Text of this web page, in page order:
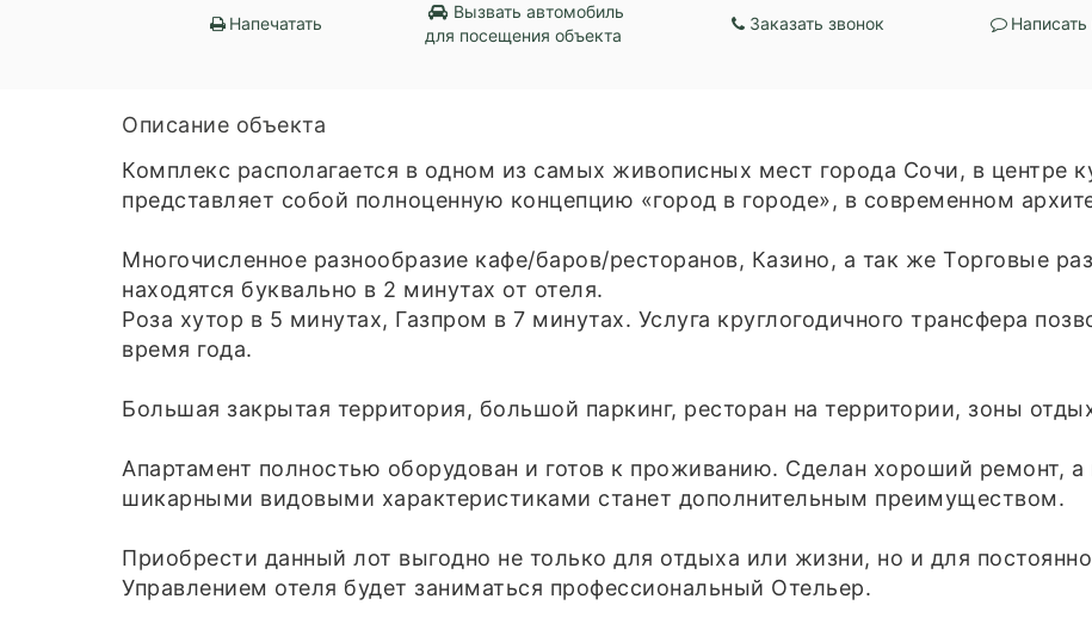
Напечатать
Вызвать автомобиль
для посещения объекта
Заказать звонок
Описание объекта
Комплекс располагается в одном из самых живописных мест города Сочи, в центре
представляет собой полноценную концепцию «город в городе», в современном
Многочисленное разнообразие кафе/баров/ресторанов, Казино, а так же Торговые
находятся буквально в 2 минутах от отеля.
Роза хутор в 5 минутах, Газпром в 7 минутах. Услуга круглогодичного трансфера
время года.
Большая закрытая территория, большой паркинг, ресторан на территории, зоны
Апартамент полностью оборудован и готов к проживанию. Сделан хороший ремонт, а
шикарными видовыми характеристиками станет дополнительным преимуществом.
Приобрести данный лот выгодно не только для отдыха или жизни, но и для
Управлением отеля будет заниматься профессиональный Отельер.